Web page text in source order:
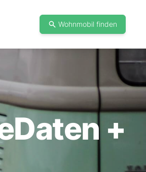
Wohnmobil finden
+